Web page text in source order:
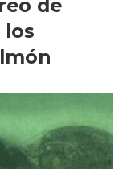
de
los